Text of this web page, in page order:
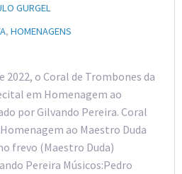
GURGEL
, HOMENAGENS
2022, o Coral de Trombones da
em Homenagem ao
por Gilvando Pereira. Coral
ao Maestro Duda
frevo (Maestro Duda)
Pereira Músicos:Pedro